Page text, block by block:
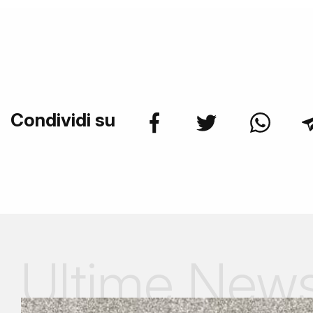
Condividi su
Ultime